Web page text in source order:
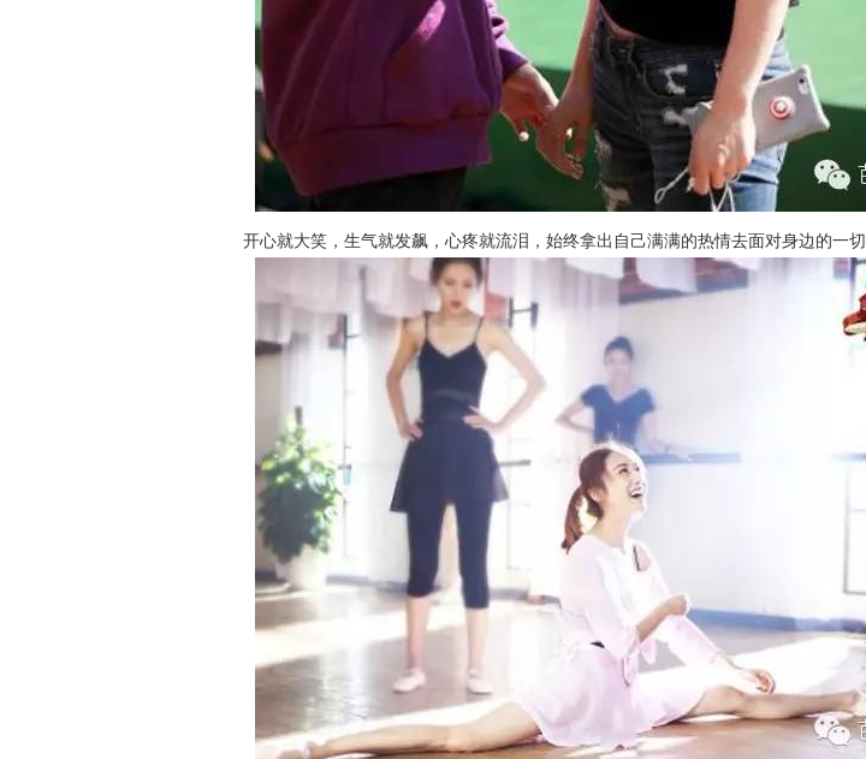
开心就大笑，生气就发飙，心疼就流泪，始终拿出自己满满的热情去面对身边的一切